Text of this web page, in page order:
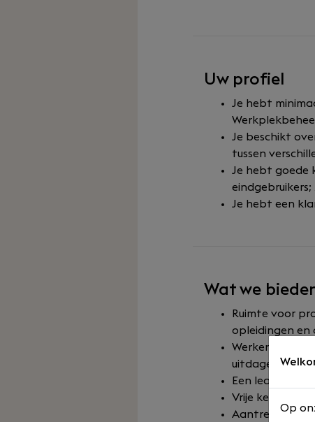
Uw profiel
Je hebt
Je beschikt
tussen
Je hebt goede
Je hebt een
Wat we
Ruimte voor
opleidingen en
Werken met
uitdagende
Een leaseauto
Vrije keuze in
Aantrekkelijk
Op